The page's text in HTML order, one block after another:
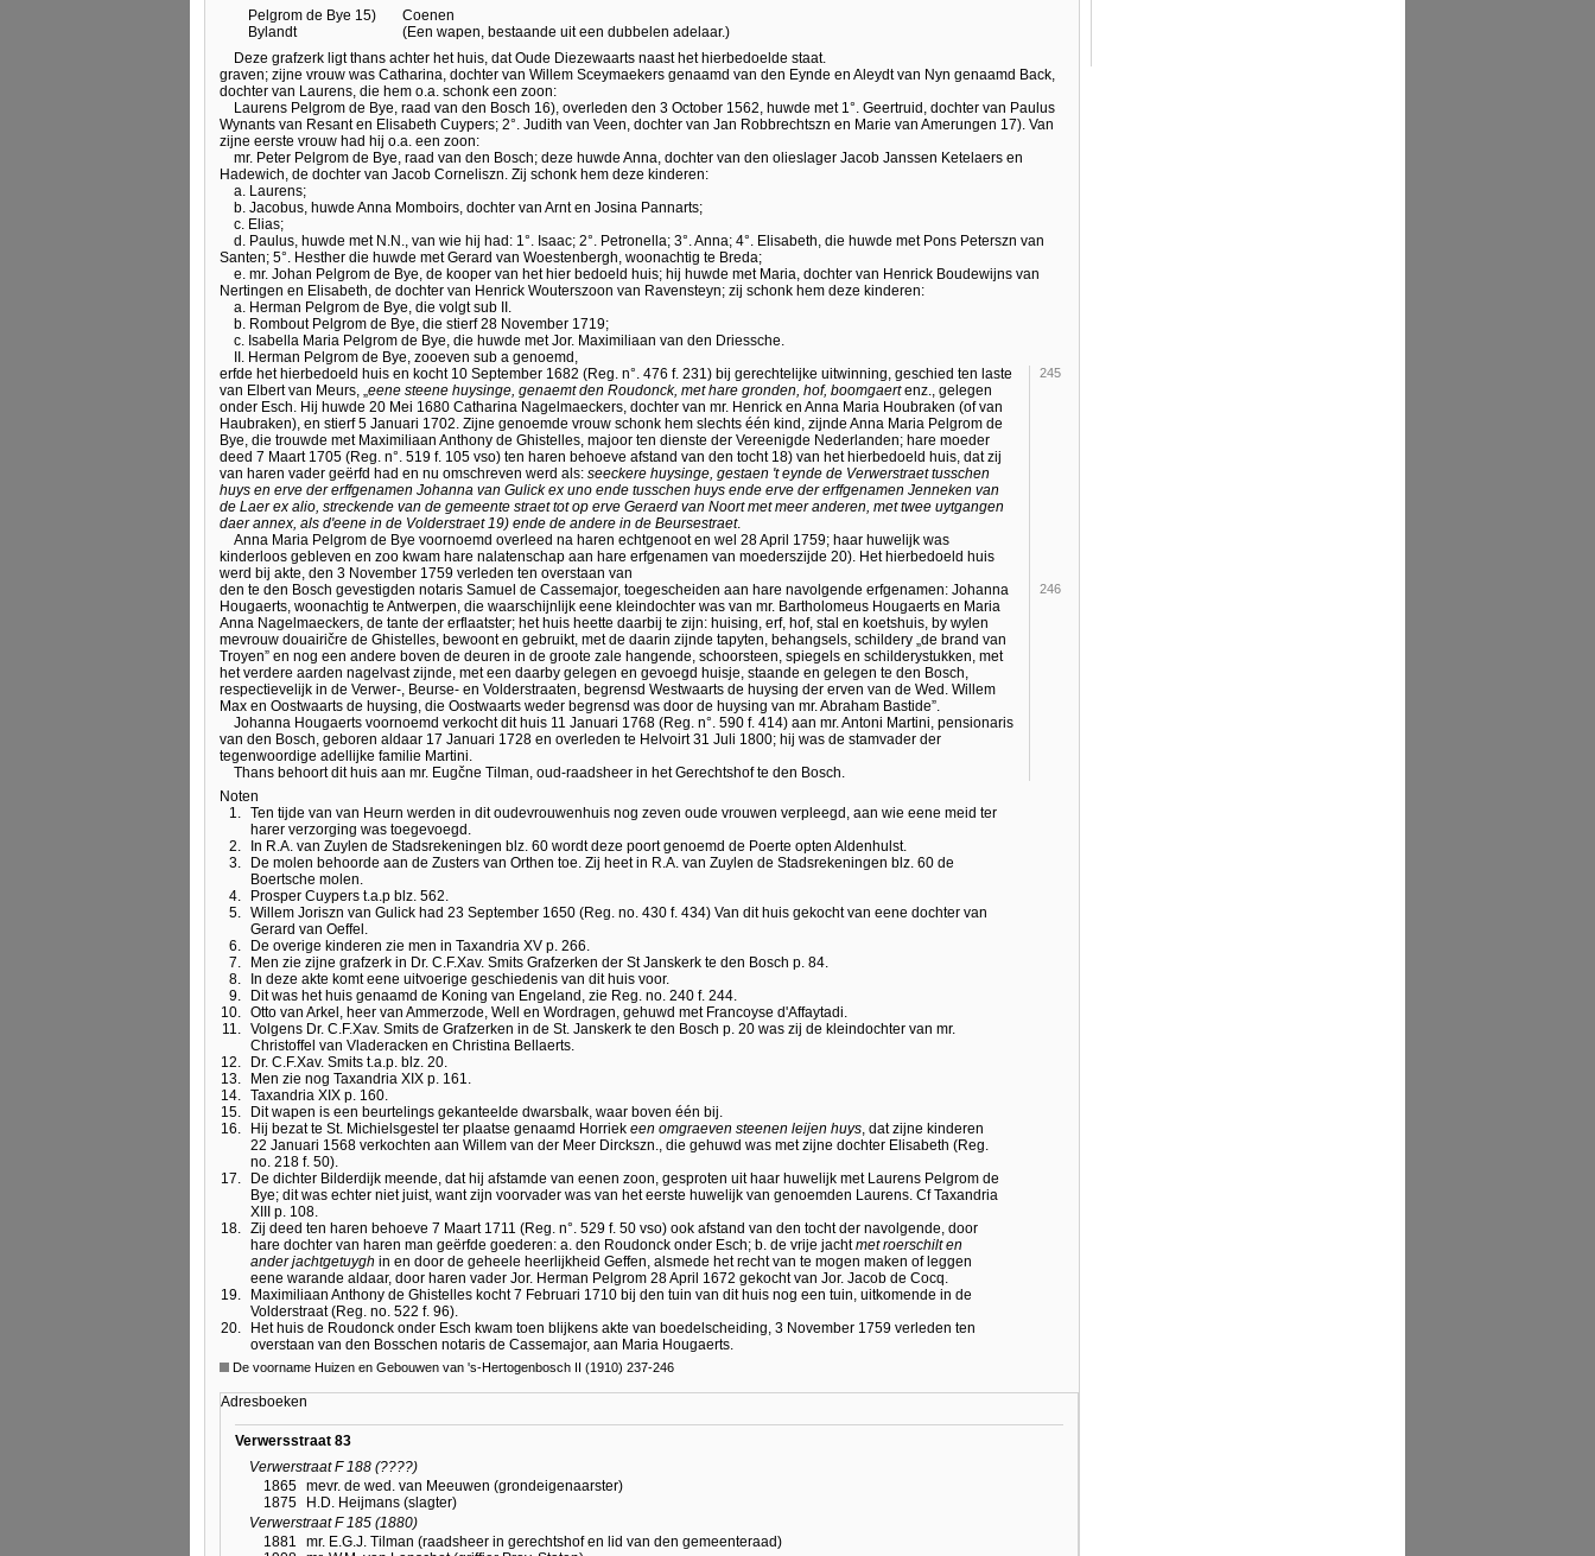
Pelgrom de Bye 15)
Coenen
Bylandt
(Een wapen, bestaande uit een dubbelen adelaar.)
Deze grafzerk ligt thans achter het huis, dat Oude Diezewaarts naast het hierbedoelde staat.
graven; zijne vrouw was Catharina, dochter van Willem Sceymaekers genaamd van den Eynde en Aleydt van Nyn genaamd Back,
dochter van Laurens, die hem o.a. schonk een zoon:
Laurens Pelgrom de Bye, raad van den Bosch 16), overleden den 3 October 1562, huwde met 1°. Geertruid, dochter van Paulus
Wynants van Resant en Elisabeth Cuypers; 2°. Judith van Veen, dochter van Jan Robbrechtszn en Marie van Amerungen 17). Van
zijne eerste vrouw had hij o.a. een zoon:
mr. Peter Pelgrom de Bye, raad van den Bosch; deze huwde Anna, dochter van den olieslager Jacob Janssen Ketelaers en
Hadewich, de dochter van Jacob Corneliszn. Zij schonk hem deze kinderen:
a. Laurens;
b. Jacobus, huwde Anna Momboirs, dochter van Arnt en Josina Pannarts;
c. Elias;
d. Paulus, huwde met N.N., van wie hij had: 1°. Isaac; 2°. Petronella; 3°. Anna; 4°. Elisabeth, die huwde met Pons Peterszn van
Santen; 5°. Hesther die huwde met Gerard van Woestenbergh, woonachtig te Breda;
e. mr. Johan Pelgrom de Bye, de kooper van het hier bedoeld huis; hij huwde met Maria, dochter van Henrick Boudewijns van
Nertingen en Elisabeth, de dochter van Henrick Wouterszoon van Ravensteyn; zij schonk hem deze kinderen:
a. Herman Pelgrom de Bye, die volgt sub II.
b. Rombout Pelgrom de Bye, die stierf 28 November 1719;
c. Isabella Maria Pelgrom de Bye, die huwde met Jor. Maximiliaan van den Driessche.
II. Herman Pelgrom de Bye, zooeven sub a genoemd,
erfde het hierbedoeld huis en kocht 10 September 1682 (Reg. n°. 476 f. 231) bij gerechtelijke uitwinning, geschied ten laste
van Elbert van Meurs, „eene steene huysinge, genaemt den Roudonck, met hare gronden, hof, boomgaertenz., gelegen
onder Esch. Hij huwde 20 Mei 1680 Catharina Nagelmaeckers, dochter van mr. Henrick en Anna Maria Houbraken (of van
Haubraken), en stierf 5 Januari 1702. Zijne genoemde vrouw schonk hem slechts één kind, zijnde Anna Maria Pelgrom de
Bye, die trouwde met Maximiliaan Anthony de Ghistelles, majoor ten dienste der Vereenigde Nederlanden; hare moeder
deed 7 Maart 1705 (Reg. n°. 519 f. 105 vso) ten haren behoeve afstand van den tocht 18) van het hierbedoeld huis, dat zij
van haren vader geërfd had en nu omschreven werd als: seeckere huysinge, gestaen 't eynde de Verwerstraet tusschen
huys en erve der erffgenamen Johanna van Gulick ex uno ende tusschen huys ende erve der erffgenamen Jenneken van
de Laer ex alio, streckende van de gemeente straet tot op erve Geraerd van Noort met meer anderen, met twee uytgangen
daer annex, als d'eene in de Volderstraet 19) ende de andere in de Beursestraet.
Anna Maria Pelgrom de Bye voornoemd overleed na haren echtgenoot en wel 28 April 1759; haar huwelijk was
kinderloos gebleven en zoo kwam hare nalatenschap aan hare erfgenamen van moederszijde 20). Het hierbedoeld huis
werd bij akte, den 3 November 1759 verleden ten overstaan van
245
den te den Bosch gevestigden notaris Samuel de Cassemajor, toegescheiden aan hare navolgende erfgenamen: Johanna
Hougaerts, woonachtig te Antwerpen, die waarschijnlijk eene kleindochter was van mr. Bartholomeus Hougaerts en Maria
Anna Nagelmaeckers, de tante der erflaatster; het huis heette daarbij te zijn: huising, erf, hof, stal en koetshuis, by wylen
mevrouw douairičre de Ghistelles, bewoont en gebruikt, met de daarin zijnde tapyten, behangsels, schildery „de brand van
Troyen” en nog een andere boven de deuren in de groote zale hangende, schoorsteen, spiegels en schilderystukken, met
het verdere aarden nagelvast zijnde, met een daarby gelegen en gevoegd huisje, staande en gelegen te den Bosch,
respectievelijk in de Verwer-, Beurse- en Volderstraaten, begrensd Westwaarts de huysing der erven van de Wed. Willem
Max en Oostwaarts de huysing, die Oostwaarts weder begrensd was door de huysing van mr. Abraham Bastide”.
Johanna Hougaerts voornoemd verkocht dit huis 11 Januari 1768 (Reg. n°. 590 f. 414) aan mr. Antoni Martini, pensionaris
van den Bosch, geboren aldaar 17 Januari 1728 en overleden te Helvoirt 31 Juli 1800; hij was de stamvader der
tegenwoordige adellijke familie Martini.
Thans behoort dit huis aan mr. Eugčne Tilman, oud-raadsheer in het Gerechtshof te den Bosch.
246
Noten
1. Ten tijde van van Heurn werden in dit oudevrouwenhuis nog zeven oude vrouwen verpleegd, aan wie eene meid ter
harer verzorging was toegevoegd.
2.
In R.A. van Zuylen de Stadsrekeningen blz. 60 wordt deze poort genoemd de Poerte opten Aldenhulst.
3.
De molen behoorde aan de Zusters van Orthen toe. Zij heet in R.A. van Zuylen de Stadsrekeningen blz. 60 de
Boertsche molen.
4.
Prosper Cuypers t.a.p blz. 562.
5. Willem Joriszn van Gulick had 23 September 1650 (Reg. no. 430 f. 434) Van dit huis gekocht van eene dochter van
Gerard van Oeffel.
6.
De overige kinderen zie men in Taxandria XV p. 266.
7.
Men zie zijne grafzerk in Dr. C.F.Xav. Smits Grafzerken der St Janskerk te den Bosch p. 84.
8.
In deze akte komt eene uitvoerige geschiedenis van dit huis voor.
9.
Dit was het huis genaamd de Koning van Engeland, zie Reg. no. 240 f. 244.
10. Otto van Arkel, heer van Ammerzode, Well en Wordragen, gehuwd met Francoyse d'Affaytadi.
11. Volgens Dr. C.F.Xav. Smits de Grafzerken in de St. Janskerk te den Bosch p. 20 was zij de kleindochter van mr.
Christoffel van Vladeracken en Christina Bellaerts.
12.
Dr. C.F.Xav. Smits t.a.p. blz. 20.
13.
Men zie nog Taxandria XIX p. 161.
14. Taxandria XIX p. 160.
15.
Dit wapen is een beurtelings gekanteelde dwarsbalk, waar boven één bij.
16.
Hij bezat te St. Michielsgestel ter plaatse genaamd Horriek een omgraeven steenen leijen huys, dat zijne kinderen
22 Januari 1568 verkochten aan Willem van der Meer Dirckszn., die gehuwd was met zijne dochter Elisabeth (Reg.
no. 218 f. 50).
17.
De dichter Bilderdijk meende, dat hij afstamde van eenen zoon, gesproten uit haar huwelijk met Laurens Pelgrom de
Bye; dit was echter niet juist, want zijn voorvader was van het eerste huwelijk van genoemden Laurens. Cf Taxandria
XIII p. 108.
18. Zij deed ten haren behoeve 7 Maart 1711 (Reg. n°. 529 f. 50 vso) ook afstand van den tocht der navolgende, door
hare dochter van haren man geërfde goederen: a. den Roudonck onder Esch; b. de vrije jachtmet roerschilt en
ander jachtgetuygh in en door de geheele heerlijkheid Geffen, alsmede het recht van te mogen maken of leggen
eene warande aldaar, door haren vader Jor. Herman Pelgrom 28 April 1672 gekocht van Jor. Jacob de Cocq.
19.
Maximiliaan Anthony de Ghistelles kocht 7 Februari 1710 bij den tuin van dit huis nog een tuin, uitkomende in de
Volderstraat (Reg. no. 522 f. 96).
20.
Het huis de Roudonck onder Esch kwam toen blijkens akte van boedelscheiding, 3 November 1759 verleden ten
overstaan van den Bosschen notaris de Cassemajor, aan Maria Hougaerts.
De voorname Huizen en Gebouwen van 's-Hertogenbosch II (1910) 237-246
Adresboeken
Verwersstraat 83
Verwerstraat F 188 (????)
1865 mevr. de wed. van Meeuwen (grondeigenaarster)
1875
H.D. Heijmans (slagter)
Verwerstraat F 185 (1880)
1881
mr. E.G.J. Tilman (raadsheer in gerechtshof en lid van den gemeenteraad)